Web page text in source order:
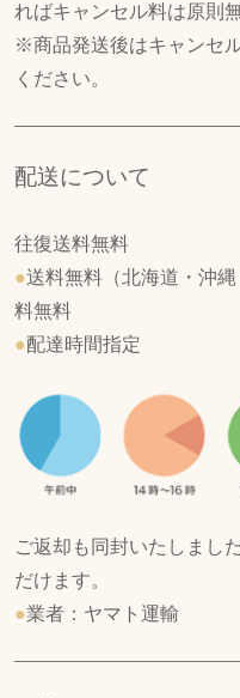
ればキャンセル料は原則
※商品発送後はキャンセ
ください。
配送について
往復送料無料
●送料無料（北海道・沖
料無料
●配達時間指定
ご返却も同封いたしまし
だけます。
●業者：ヤマト運輸